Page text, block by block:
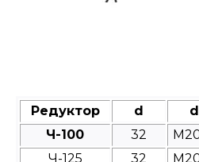
Редуктор d
Ч-100
32
Ч-125
32